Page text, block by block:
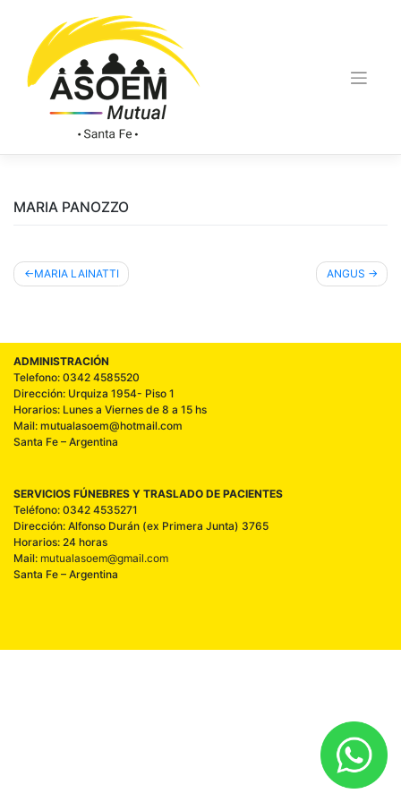
MARIA PANOZZO
MARIA LAINATTI ANGUS
ADMINISTRACIÓN
Telefono: 0342 4585520
Dirección: Urquiza 1954- Piso 1
Horarios: Lunes a Viernes de 8 a 15 hs
Mail: mutualasoem@hotmail.com
Santa Fe – Argentina
SERVICIOS FÚNEBRES Y TRASLADO DE PACIENTES
Teléfono: 0342 4535271
Dirección: Alfonso Durán (ex Primera Junta) 3765
Horarios: 24 horas
Mail: mutualasoem@gmail.com
Santa Fe – Argentina